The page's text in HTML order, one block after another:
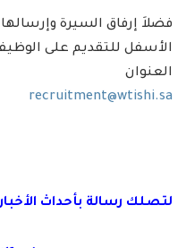
فضلاَ إرفاق السيرة وإرسالها
الأسفل للتقديم على
العنوان
recruitment@wtishi.sa
لتصلك رسالة بأحداث